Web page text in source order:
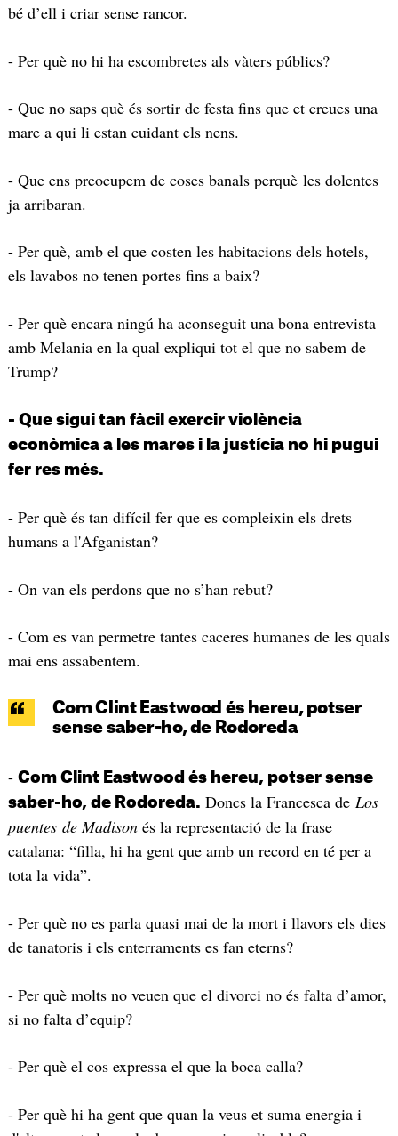
bé d’ell i criar sense rancor.
- Per què no hi ha escombretes als vàters públics?
- Que no saps què és sortir de festa fins que et creues una
mare a qui li estan cuidant els nens.
- Que ens preocupem de coses banals perquè les dolentes
ja arribaran.
- Per què, amb el que costen les habitacions dels hotels,
els lavabos no tenen portes fins a baix?
- Per què encara ningú ha aconseguit una bona entrevista
amb Melania en la qual expliqui tot el que no sabem de
Trump?
- Que sigui tan fàcil exercir violència
econòmica a les mares i la justícia no hi pugui
fer res més.
- Per què és tan difícil fer que es compleixin els drets
humans a l'Afganistan?
- On van els perdons que no s’han rebut?
- Com es van permetre tantes caceres humanes de les quals
mai ens assabentem.
Com Clint Eastwood és hereu, potser
sense saber-ho, de Rodoreda
- Com Clint Eastwood és hereu, potser sense
saber-ho, de Rodoreda. Doncs la Francesca de Los
puentesde Madison és la representació de la frase
catalana: “filla, hi ha gent que amb un record en té per a
tota la vida”.
- Per què no es parla quasi mai de la mort i llavors els dies
de tanatoris i els enterraments es fan eterns?
- Per què molts no veuen que el divorci no és falta d’amor,
si no falta d’equip?
- Per què el cos expressa el que la boca calla?
- Per què hi ha gent que quan la veus et suma energia i